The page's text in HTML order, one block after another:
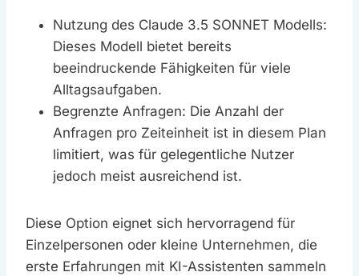
Nutzung des Claude 3.5 SONNET Modells:
Dieses Modell bietet bereits
beeindruckende Fähigkeiten für viele
Alltagsaufgaben.
Begrenzte Anfragen: Die Anzahl der
Anfragen pro Zeiteinheit ist in diesem Plan
limitiert, was für gelegentliche Nutzer
jedoch meist ausreichend ist.
Diese Option eignet sich hervorragend für
Einzelpersonen oder kleine Unternehmen, die
erste Erfahrungen mit KI-Assistenten sammeln